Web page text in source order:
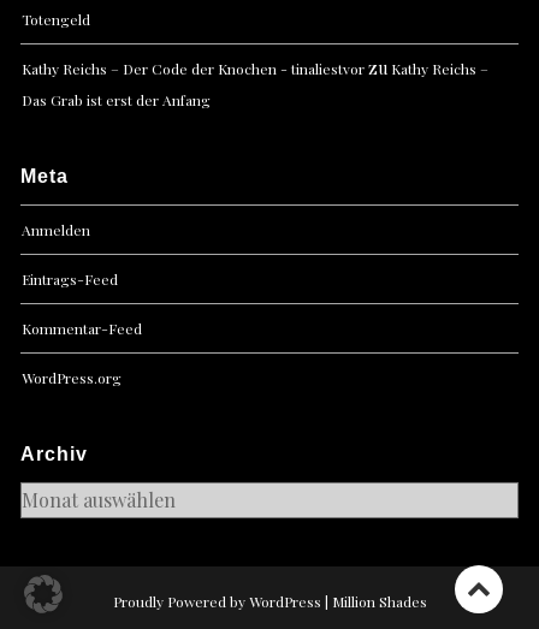
Totengeld
Kathy Reichs – Der Code der Knochen - tinaliestvorzu Kathy Reichs –
Das Grab ist erst der Anfang
Meta
Anmelden
Eintrags-Feed
Kommentar-Feed
WordPress.org
Archiv
Archiv
Proudly Powered by WordPress | Million Shades